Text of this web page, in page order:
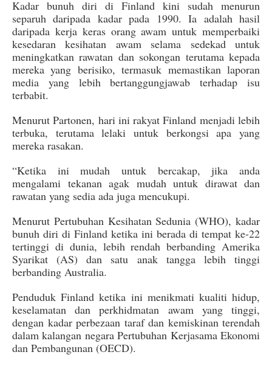
Kadar bunuh diri di Finland kini sudah menurun
separuh daripada kadar pada 1990. Ia adalah hasil
daripada kerja keras orang awam untuk memperbaiki
kesedaran kesihatan awam selama sedekad untuk
meningkatkan rawatan dan sokongan terutama kepada
mereka yang berisiko, termasuk memastikan laporan
media yang lebih bertanggungjawab terhadap isu
terbabit.
Menurut Partonen, hari ini rakyat Finland menjadi lebih
terbuka, terutama lelaki untuk berkongsi apa yang
mereka rasakan.
“Ketika ini mudah untuk bercakap, jika anda
mengalami tekanan agak mudah untuk dirawat dan
rawatan yang sedia ada juga mencukupi.
Menurut Pertubuhan Kesihatan Sedunia (WHO), kadar
bunuh diri di Finland ketika ini berada di tempat ke-22
tertinggi di dunia, lebih rendah berbanding Amerika
Syarikat (AS) dan satu anak tangga lebih tinggi
berbanding Australia.
Penduduk Finland ketika ini menikmati kualiti hidup,
keselamatan dan perkhidmatan awam yang tinggi,
dengan kadar perbezaan taraf dan kemiskinan terendah
dalam kalangan negara Pertubuhan Kerjasama Ekonomi
dan Pembangunan (OECD).